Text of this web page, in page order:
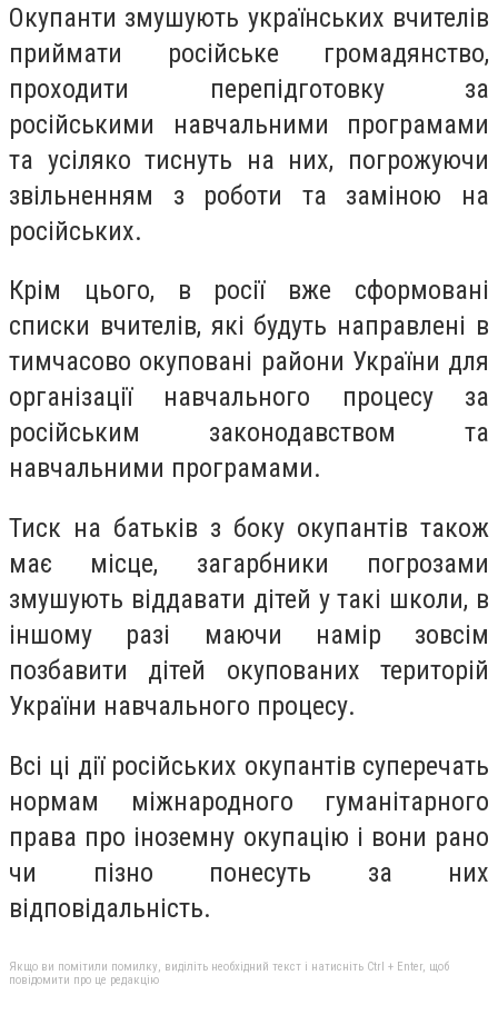
Окупанти змушують українських вчителів
приймати російське громадянство,
проходити перепідготовку за
російськими навчальними програмами
та усіляко тиснуть на них, погрожуючи
звільненням з роботи та заміною на
російських.
Крім цього, в росії вже сформовані
списки вчителів, які будуть направлені в
тимчасово окуповані райони України для
організації навчального процесу за
російським законодавством та
навчальними програмами.
Тиск на батьків з боку окупантів також
має місце, загарбники погрозами
змушують віддавати дітей у такі школи, в
іншому разі маючи намір зовсім
позбавити дітей окупованих територій
України навчального процесу.
Всі ці дії російських окупантів суперечать
нормам міжнародного гуманітарного
права про іноземну окупацію і вони рано
чи пізно понесуть за них
відповідальність.
Якщо ви помітили помилку, виділіть необхідний текст і натисніть Ctrl + Enter, щоб
повідомити про це редакцію